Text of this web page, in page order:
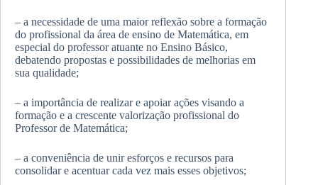
– a necessidade de uma maior reflexão sobre a formação
do profissional da área de ensino de Matemática, em
especial do professor atuante no Ensino Básico,
debatendo propostas e possibilidades de melhorias em
sua qualidade;
– a importância de realizar e apoiar ações visando a
formação e a crescente valorização profissional do
Professor de Matemática;
– a conveniência de unir esforços e recursos para
consolidar e acentuar cada vez mais esses objetivos;